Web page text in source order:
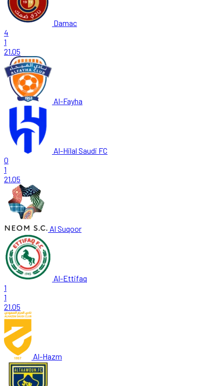
Damac
4
1
21.05
Al-Fayha
Al-Hilal Saudi FC
0
1
21.05
Al Suqoor
Al-Ettifaq
1
1
21.05
Al-Hazm